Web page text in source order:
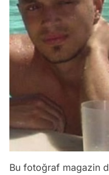
Bu fotoğraf magazin